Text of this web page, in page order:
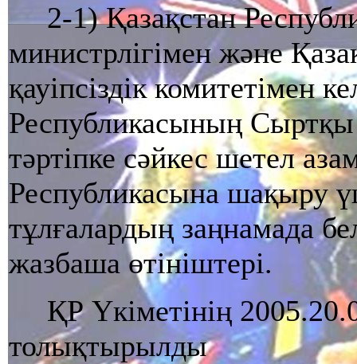
2-1) Қазақстан
министрлігімен және
қауіпсіздік комитетімен
Республикасының Сыртқы
тәртіпке сәйкес шетел
Республикасына шақыру
тұлғалардың заңнамада
жазбаша өтініштері.
ҚР Үкіметінің
толықтырылды